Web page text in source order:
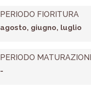
PERIODO FIORITURA
agosto, giugno, luglio
PERIODO
-